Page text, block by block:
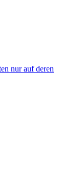
nur auf deren